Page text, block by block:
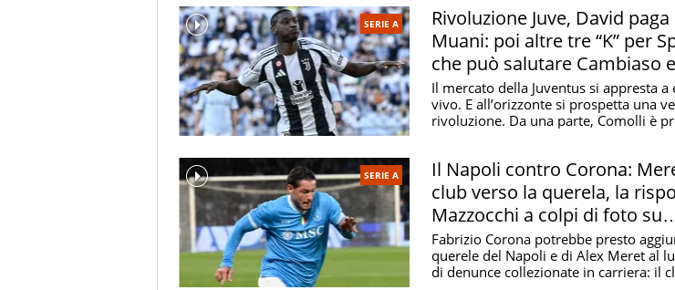
SERIE A
Rivoluzione Juve, David paga
Muani: poi altre tre “K” per
che può salutare Cambiaso e
riabbracciare Meret
Il mercato della Juventus si appresta a
vivo. E all’orizzonte si prospetta una
rivoluzione. Da una parte, Comolli è
SERIE A
Il Napoli contro Corona:
club verso la querela, la
Mazzocchi a colpi di foto su
Instagram
Fabrizio Corona potrebbe presto
querele del Napoli e di Alex Meret al
di denunce collezionate in carriera: il